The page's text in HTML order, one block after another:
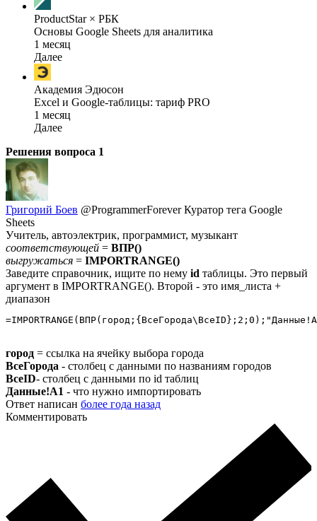
ProductStar × РБК
Основы Google Sheets для аналитика
1 месяц
Далее
Академия Эдюсон
Excel и Google-таблицы: тариф PRO
1 месяц
Далее
Решения вопроса 1
Григорий Боев @ProgrammerForeverКуратор тега Google
Sheets
Учитель, автоэлектрик, программист, музыкант
соответствующей = ВПР()
выгружаться = IMPORTRANGE()
Заведите справочник, ищите по нему id таблицы. Это первый
аргумент в IMPORTRANGE(). Второй - это имя_листа +
диапазон
город = ссылка на ячейку выбора города
ВсеГорода - столбец с данными по названиям городов
ВсеID- столбец с данными по id таблиц
Данные!A1 - что нужно импортировать
Ответ написан более года назад
Комментировать